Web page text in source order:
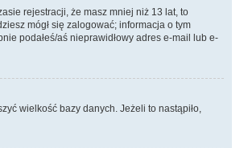
rejestracji, że masz mniej niż 13 lat, to
mógł się zalogować; informacja o tym
podałeś/aś nieprawidłowy adres e-mail lub e-
wielkość bazy danych. Jeżeli to nastąpiło,